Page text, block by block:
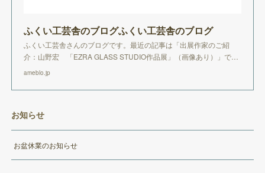
ふくい工芸舎のブログふくい工芸舎のブログ
ふくい工芸舎さんのブログです。最近の記事は「出展作家のご紹
介：山野宏 「EZRA GLASS STUDIO作品展」（画像あり）」で…
ameblo.jp
お知らせ
お盆休業のお知らせ